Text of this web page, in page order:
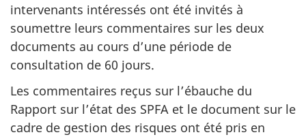
intervenants intéressés ont été invités à
soumettre leurs commentaires sur les deux
documents au cours d’une période de
consultation de 60 jours.
Les commentaires reçus sur l’ébauche du
Rapport sur l’état des SPFA et le document sur le
cadre de gestion des risques ont été pris en